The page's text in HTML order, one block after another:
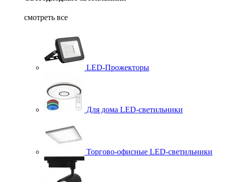
смотреть все
LED-Прожекторы
Для дома LED-светильники
Торгово-офисные LED-светильники